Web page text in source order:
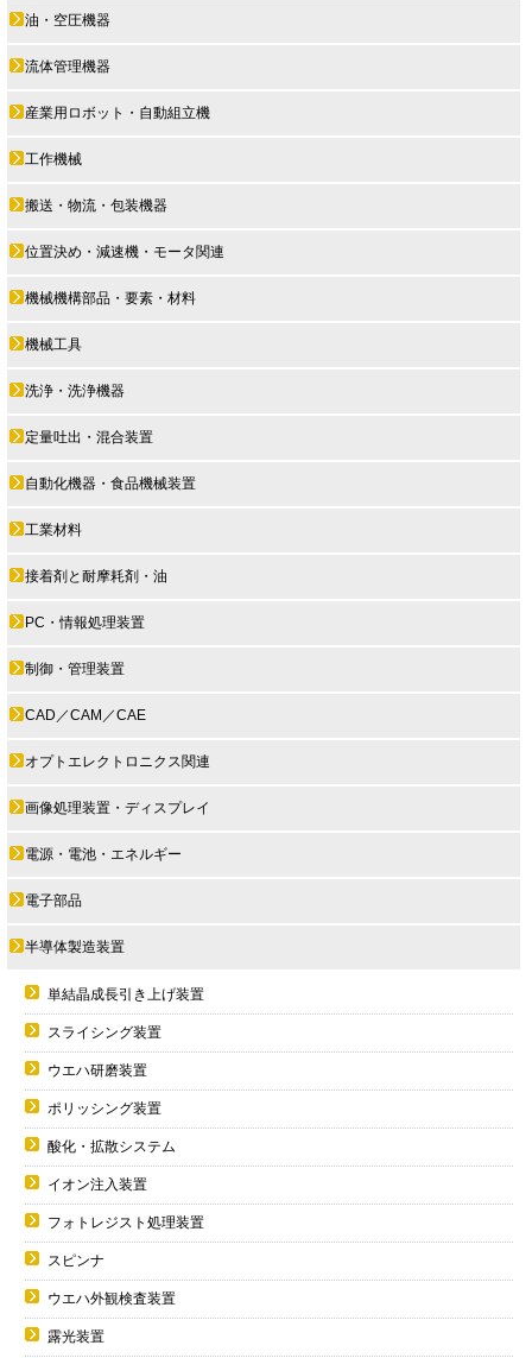
油・空圧機器
流体管理機器
産業用ロボット・自動組立機
工作機械
搬送・物流・包装機器
位置決め・減速機・モータ関連
機械機構部品・要素・材料
機械工具
洗浄・洗浄機器
定量吐出・混合装置
自動化機器・食品機械装置
工業材料
接着剤と耐摩耗剤・油
PC・情報処理装置
制御・管理装置
CAD／CAM／CAE
オプトエレクトロニクス関連
画像処理装置・ディスプレイ
電源・電池・エネルギー
電子部品
半導体製造装置
単結晶成長引き上げ装置
スライシング装置
ウエハ研磨装置
ポリッシング装置
酸化・拡散システム
イオン注入装置
フォトレジスト処理装置
スピンナ
ウエハ外観検査装置
露光装置